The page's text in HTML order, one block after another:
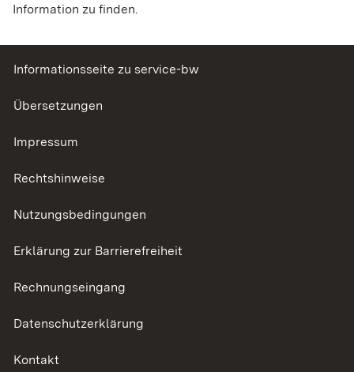
Information zu finden.
Informationsseite zu service-bw
Übersetzungen
Impressum
Rechtshinweise
Nutzungsbedingungen
Erklärung zur Barrierefreiheit
Rechnungseingang
Datenschutzerklärung
Kontakt